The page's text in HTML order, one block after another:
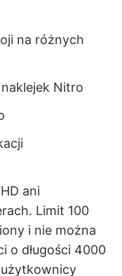
na różnych
Nitro
ani
Limit 100
i nie można
o długości 4000